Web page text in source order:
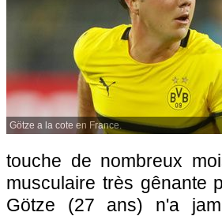
Götze a la cote en France.
touche de nombreux
musculaire très gênante
Götze (27 ans) n'a